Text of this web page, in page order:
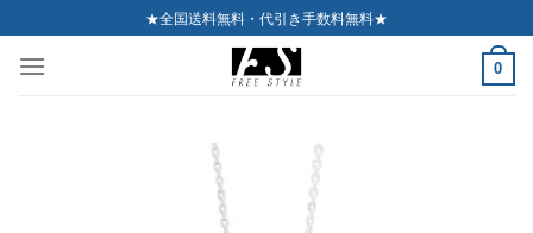
to
content
★全国送料無料・代引き手数料無料★
0